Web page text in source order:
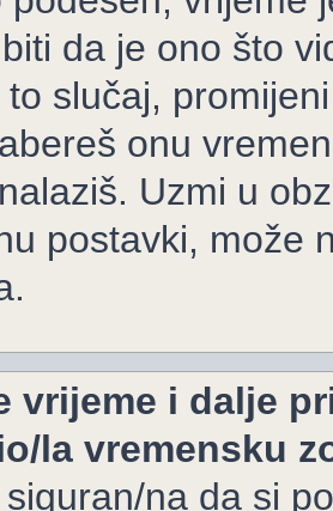
da je ono što
to slučaj,
onu
Uzmi u
postavki, može
vrijeme i dalje
la vremensku
siguran/na da si